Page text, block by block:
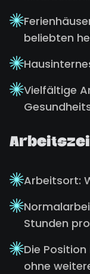
beliebten
Vielfältige
Arbeitsort:
Stunden
Die
ohne